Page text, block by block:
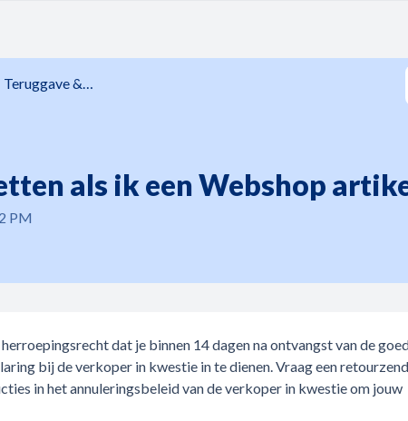
Teruggave & Terugbetaling
als ik een Webshop
PM
dat je binnen 14 dagen na ontvangst van de
bij de verkoper in kwestie in te dienen. Vraag een
in het annuleringsbeleid van de verkoper in kwestie om jouw